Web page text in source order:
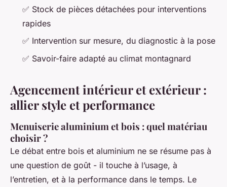
✅ Stock de pièces détachées pour interventions
rapides
✅ Intervention sur mesure, du diagnostic à la pose
✅ Savoir-faire adapté au climat montagnard
Agencement intérieur et extérieur :
allier style et performance
Menuiserie aluminium et bois : quel matériau
choisir ?
Le débat entre bois et aluminium ne se résume pas à
une question de goût - il touche à l’usage, à
l’entretien, et à la performance dans le temps. Le